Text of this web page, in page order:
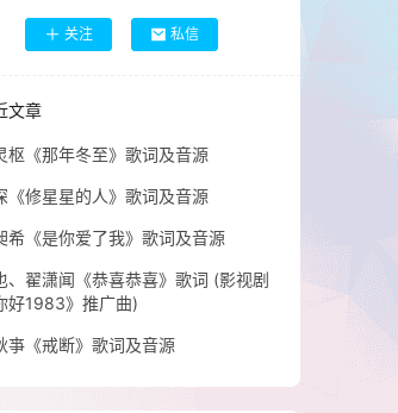
关注 私信
文章
枢《那年冬至》歌词及音源
《修星星的人》歌词及音源
希《是你爱了我》歌词及音源
、翟潇闻《恭喜恭喜》歌词 (影视剧
好1983》推广曲)
亊《戒断》歌词及音源